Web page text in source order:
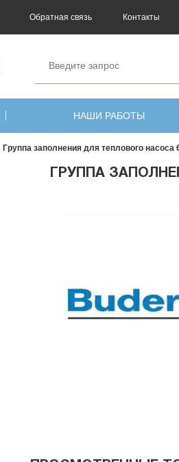
Обратная связь Контакты
НАШИ РАБОТЫ
Группа заполнения для теплового насоса
ГРУППА